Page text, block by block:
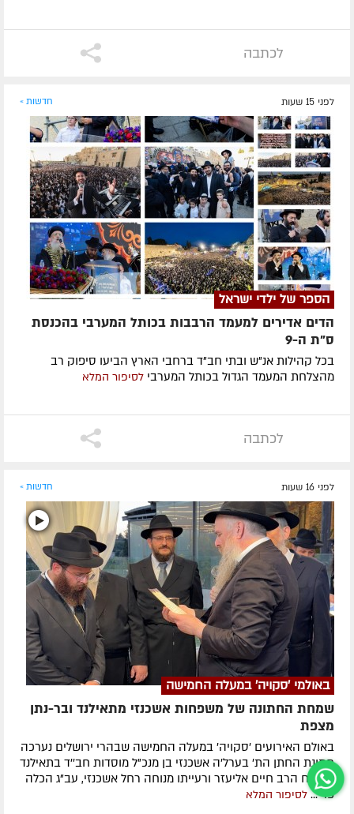
לכתבה
לפני 15 שעות חדשות »
הספר של ילדי ישראל
הדים אדירים למעמד הרבבות בכותל המערבי בהכנסת
ס"ת ה-9
בכל קהילות אנ"ש ובתי חב"ד ברחבי הארץ הביעו סיפוק רב
מהצלחת המעמד הגדול בכותל המערבי לסיפור המלא
לכתבה
לפני 16 שעות חדשות »
באולמי 'סקויה' במעלה החמישה
שמחת החתונה של משפחות אשכנזי מתאילנד ובר-נתן
מצפת
באולם האירועים 'סקויה' במעלה החמישה שבהרי ירושלים נערכה
חתונת החתן הת' בערל'ה אשכנזי בן מנכ"ל מוסדות חב''ד בתאילנד
השליח הרב חיים אליעזר ורעייתו מנוחה רחל אשכנזי, עב"ג הכלה
פרי...לסיפור המלא